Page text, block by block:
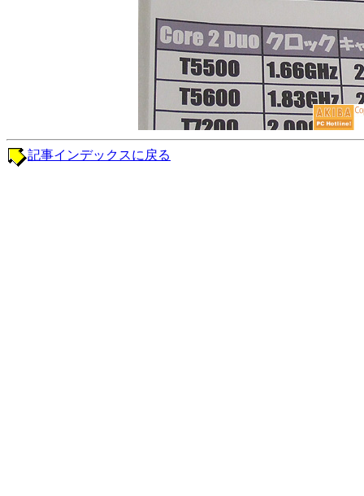
記事インデックスに戻る